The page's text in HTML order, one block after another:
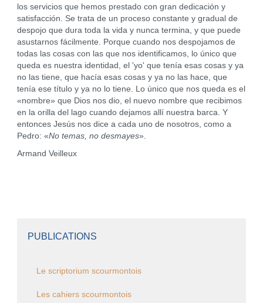
los servicios que hemos prestado con gran dedicación y
satisfacción. Se trata de un proceso constante y gradual de
despojo que dura toda la vida y nunca termina, y que puede
asustarnos fácilmente. Porque cuando nos despojamos de
todas las cosas con las que nos identificamos, lo único que
queda es nuestra identidad, el 'yo' que tenía esas cosas y ya
no las tiene, que hacía esas cosas y ya no las hace, que
tenía ese título y ya no lo tiene. Lo único que nos queda es el
«nombre» que Dios nos dio, el nuevo nombre que recibimos
en la orilla del lago cuando dejamos allí nuestra barca. Y
entonces Jesús nos dice a cada uno de nosotros, como a
Pedro: «No temas, no desmayes».
Armand Veilleux
PUBLICATIONS
Le scriptorium scourmontois
Les cahiers scourmontois